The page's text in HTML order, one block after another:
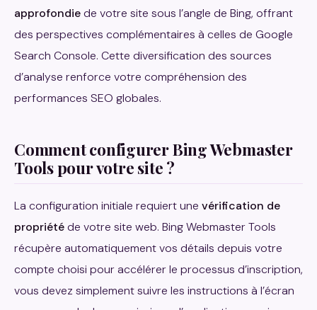
approfondiede votre site sous l’angle de Bing, offrant
des perspectives complémentaires à celles de Google
Search Console. Cette diversification des sources
d’analyse renforce votre compréhension des
performances SEO globales.
Comment configurer Bing Webmaster
Tools pour votre site ?
La configuration initiale requiert une vérification de
propriétéde votre site web. Bing Webmaster Tools
récupère automatiquement vos détails depuis votre
compte choisi pour accélérer le processus d’inscription,
vous devez simplement suivre les instructions à l’écran